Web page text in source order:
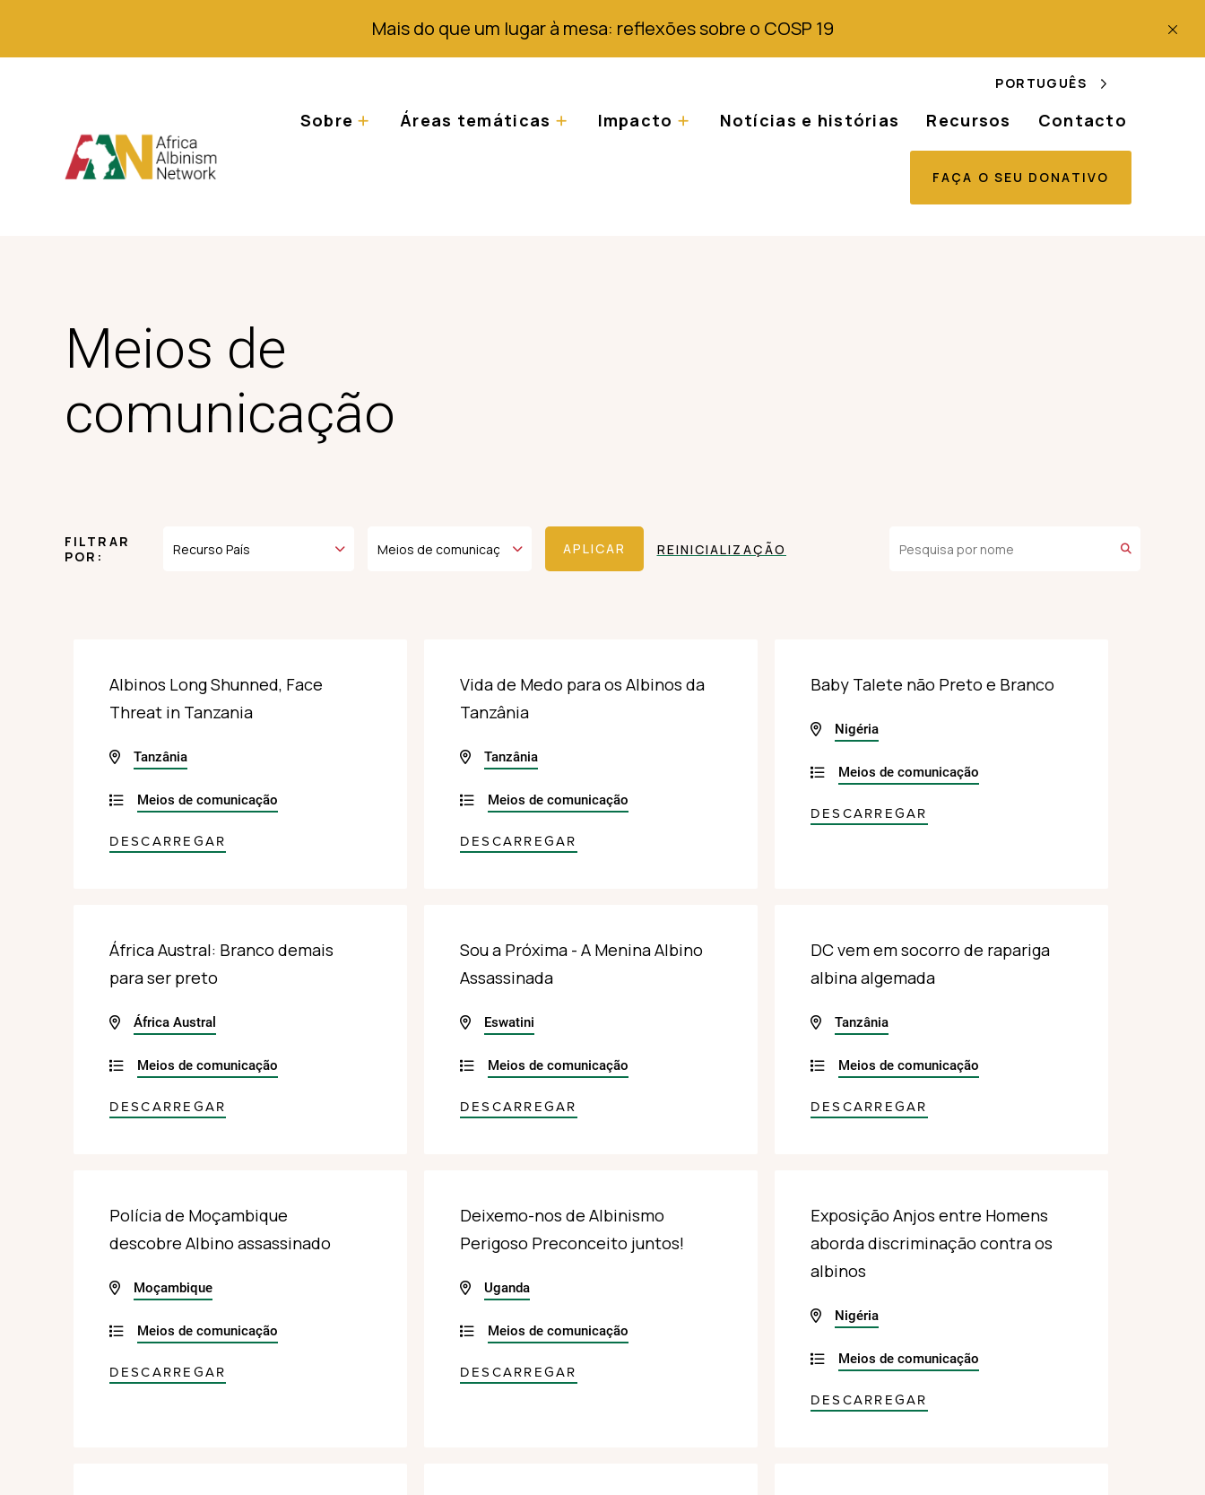
Mais do que um lugar à mesa: reflexões sobre o COSP 19
PORTUGUÊS
Sobre Áreas temáticas Impacto Notícias e histórias Recursos Contacto
FAÇA O SEU DONATIVO
Meios de
comunicação
FILTRAR
POR:
REINICIALIZAÇÃO
Albinos Long Shunned, Face
Threat in Tanzania
Tanzânia
Meios de comunicação
DESCARREGAR
Vida de Medo para os Albinos da
Tanzânia
Tanzânia
Meios de comunicação
DESCARREGAR
Baby Talete não Preto e Branco
Nigéria
Meios de comunicação
DESCARREGAR
África Austral: Branco demais
para ser preto
África Austral
Meios de comunicação
DESCARREGAR
Sou a Próxima - A Menina Albino
Assassinada
Eswatini
Meios de comunicação
DESCARREGAR
DC vem em socorro de rapariga
albina algemada
Tanzânia
Meios de comunicação
DESCARREGAR
Polícia de Moçambique
descobre Albino assassinado
Moçambique
Meios de comunicação
DESCARREGAR
Deixemo-nos de Albinismo
Perigoso Preconceito juntos!
Uganda
Meios de comunicação
DESCARREGAR
Exposição Anjos entre Homens
aborda discriminação contra os
albinos
Nigéria
Meios de comunicação
DESCARREGAR